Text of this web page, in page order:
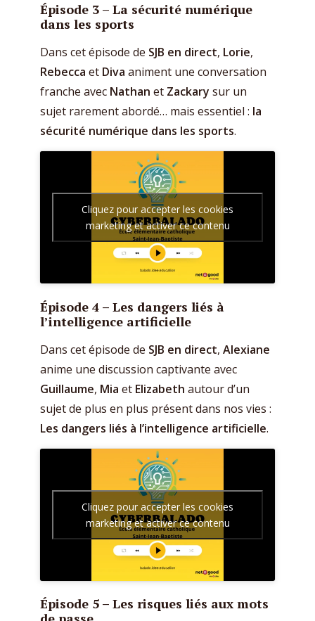
Épisode 3 – La sécurité numérique
dans les sports
Dans cet épisode de SJB en direct, Lorie,
Rebecca et Diva animent une conversation
franche avec Nathan et Zackary sur un
sujet rarement abordé… mais essentiel : la
sécurité numérique dans les sports.
Cliquez pour accepter les cookies
marketing et activer ce contenu
Épisode 4 – Les dangers liés à
l’intelligence artificielle
Dans cet épisode de SJB en direct, Alexiane
anime une discussion captivante avec
Guillaume, Mia et Elizabeth autour d’un
sujet de plus en plus présent dans nos vies :
Les dangers liés à l’intelligence artificielle.
Cliquez pour accepter les cookies
marketing et activer ce contenu
Épisode 5 – Les risques liés aux mots